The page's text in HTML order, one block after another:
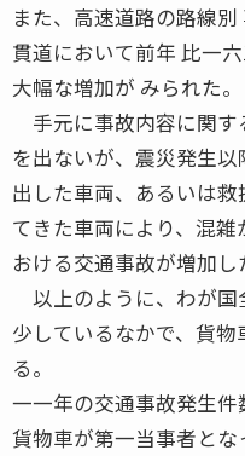
また、高速道路の路線
貫道において前年 比一
大幅な増加が みられた。
手元に事故内容に関す
を出ないが、震災発生
出した車両、あるいは
てきた車両により、混
おける交通事故が増加し
以上のように、わが国
少しているなかで、貨
る。
一一年の交通事故発生件
貨物車が第一当事者と